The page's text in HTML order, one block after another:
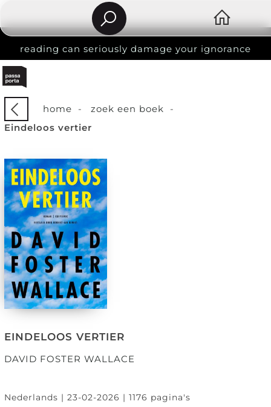
reading can seriously damage your ignorance
home - zoek een boek -
Eindeloos vertier
EINDELOOS VERTIER
DAVID FOSTER WALLACE
Nederlands | 23-02-2026 | 1176 pagina's